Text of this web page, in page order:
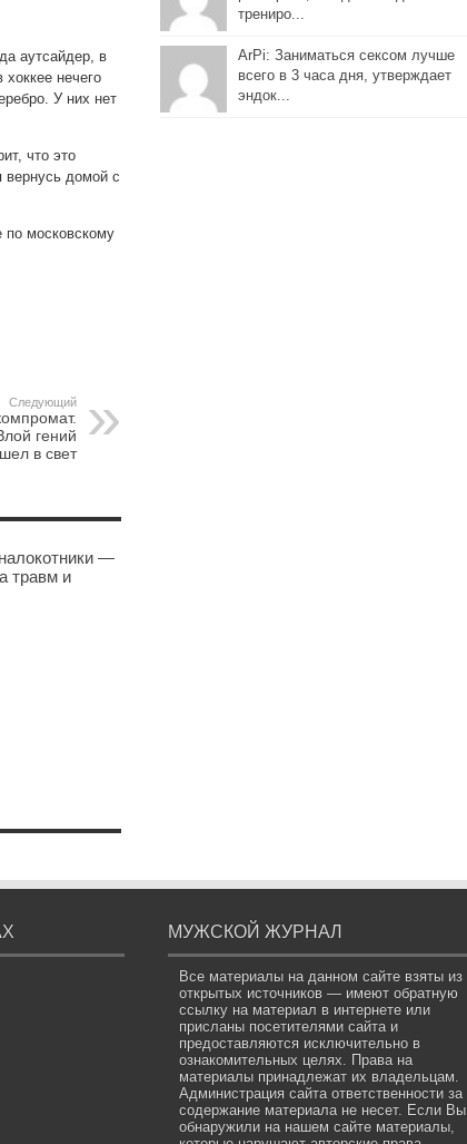
аутсайдер, в
нечего
У них нет
что это
вернусь домой с
московскому
Следующий
гений
в свет
—
травм и
трениро...
ArPi: Заниматься сексом лучше
всего в 3 часа дня, утверждает
эндок...
МУЖСКОЙ ЖУРНАЛ
Все материалы на данном сайте взяты из
открытых источников — имеют обратную
ссылку на материал в интернете или
присланы посетителями сайта и
предоставляются исключительно в
ознакомительных целях. Права на
материалы принадлежат их владельцам.
Администрация сайта ответственности за
содержание материала не несет. Если Вы
обнаружили на нашем сайте материалы,